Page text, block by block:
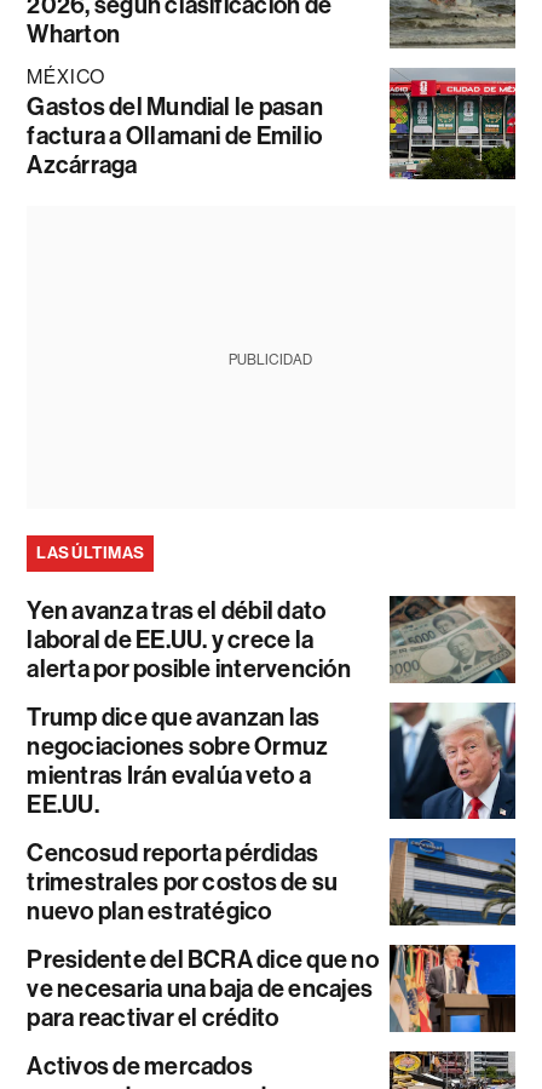
Wharton
MÉXICO
Gastos del Mundial le pasan
factura a Ollamani de Emilio
Azcárraga
PUBLICIDAD
LAS ÚLTIMAS
Yen avanza tras el débil dato
laboral de EE.UU. y crece la
alerta por posible intervención
Trump dice que avanzan las
negociaciones sobre Ormuz
mientras Irán evalúa veto a
EE.UU.
Cencosud reporta pérdidas
trimestrales por costos de su
nuevo plan estratégico
Presidente del BCRA dice que no
ve necesaria una baja de encajes
para reactivar el crédito
Activos de mercados